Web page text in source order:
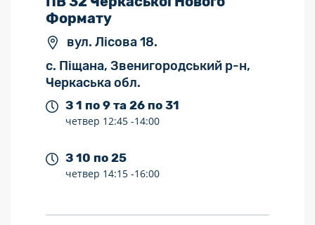
Формату
вул. Лісова 18.
с. Піщана, Звенигородський р-н,
Черкаська обл.
З 1 по 9 та 26 по 31
четвер 12:45 -14:00
З 10 по 25
четвер 14:15 -16:00